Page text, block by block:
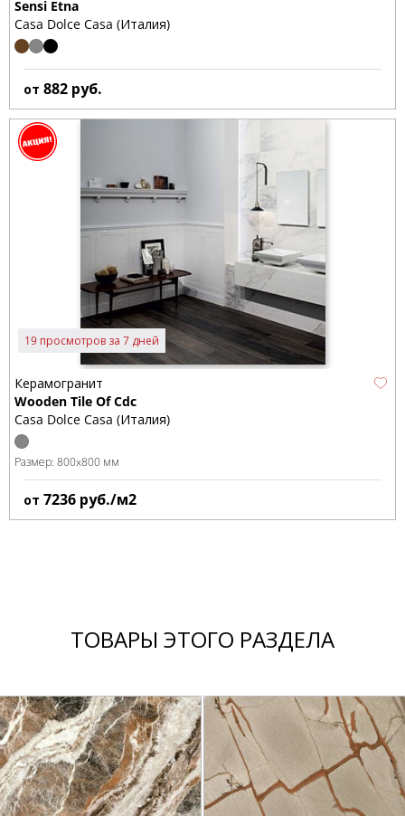
Sensi Etna
Casa Dolce Casa (Италия)
от 882 руб.
19 просмотров за 7 дней
Керамогранит
Wooden Tile Of Cdc
Casa Dolce Casa (Италия)
Размер: 800x800 мм
от 7236 руб./м2
ТОВАРЫ ЭТОГО РАЗДЕЛА